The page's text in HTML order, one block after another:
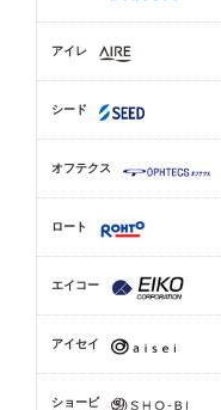
アイレ
シード
オフテクス
ロート
エイコー
アイセイ
ショービ